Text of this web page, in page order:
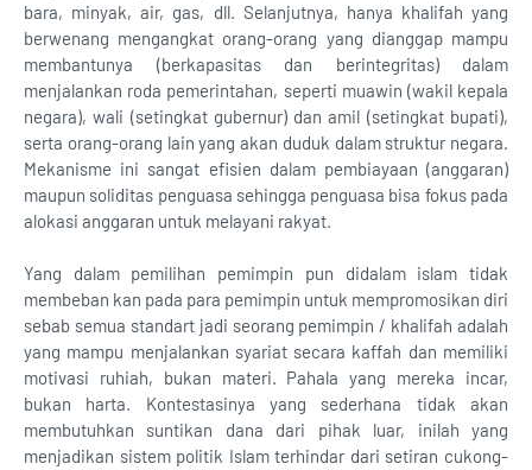
bara, minyak, air, gas, dll. Selanjutnya, hanya khalifah yang
berwenang mengangkat orang-orang yang dianggap mampu
membantunya (berkapasitas dan berintegritas) dalam
menjalankan roda pemerintahan, seperti muawin (wakil kepala
negara), wali (setingkat gubernur) dan amil (setingkat bupati),
serta orang-orang lain yang akan duduk dalam struktur negara.
Mekanisme ini sangat efisien dalam pembiayaan (anggaran)
maupun soliditas penguasa sehingga penguasa bisa fokus pada
alokasi anggaran untuk melayani rakyat.
Yang dalam pemilihan pemimpin pun didalam islam tidak
membeban kan pada para pemimpin untuk mempromosikan diri
sebab semua standart jadi seorang pemimpin / khalifah adalah
yang mampu menjalankan syariat secara kaffah dan memiliki
motivasi ruhiah, bukan materi. Pahala yang mereka incar,
bukan harta. Kontestasinya yang sederhana tidak akan
membutuhkan suntikan dana dari pihak luar, inilah yang
menjadikan sistem politik Islam terhindar dari setiran cukong-